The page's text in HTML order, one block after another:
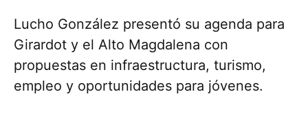
Lucho González presentó su agenda para
Girardot y el Alto Magdalena con
propuestas en infraestructura, turismo,
empleo y oportunidades para jóvenes.